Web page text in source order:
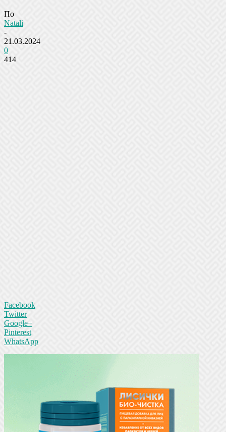
По
Natali
-
21.03.2024
0
414
Facebook
Twitter
Google+
Pinterest
WhatsApp